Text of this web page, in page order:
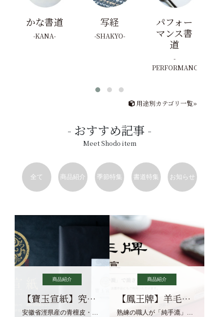
かな書道
KANA
写経
SHAKYO
パフォー
マンス書
道
PERFORMANCE
用途別カテゴリ一覧»
おすすめ記事
Meet Shodo item
全て 商品紹介 季節特集 書道特集 お知らせ
商品紹介
【寶玉宣紙】究極の純粋な宣紙を目指す寶玉宣紙
安徽省涇県産の青檀皮・砂田稲藁・清らかな渓流水、熟練手漉き職人の卓越した手漉技術による最高級の純宣紙です。
商品紹介
【鳳王牌】羊毛筆×濃墨での揮毫に最適な宣紙系画仙紙
熟練の職人が「純手漉」で漉きあげる書画紙。宣紙を好まれるお客様向けの棉料単宣に漉きあげました。